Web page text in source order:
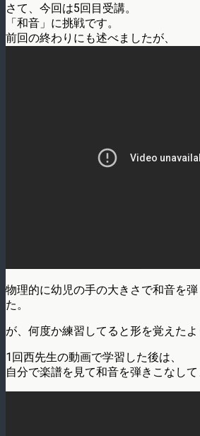
さて、今回は5回目受講。
「和音」に挑戦です。
前回の終わりにも述べましたが、
物理的に幼児の手の大きさで和音を
た。
が、何度か練習してると形を覚えたよ
1回西先生の動画で学習した後は、
自分で楽譜を見て和音を弾きこなして